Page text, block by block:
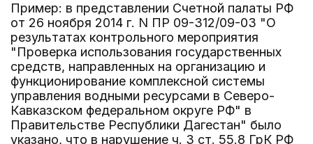
Пример: в представлении Счетной палаты РФ
от 26 ноября 2014 г. N ПР 09-312/09-03 "О
результатах контрольного мероприятия
"Проверка использования государственных
средств, направленных на организацию и
функционирование комплексной системы
управления водными ресурсами в Северо-
Кавказском федеральном округе РФ" в
Правительстве Республики Дагестан" было
указано, что в нарушение ч. 3 ст. 55.8 ГрК РФ